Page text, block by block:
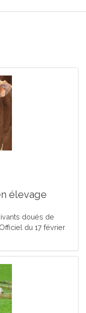
élevage
doués de
du 17 février